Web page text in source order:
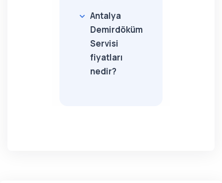
Antalya
Demirdöküm
Servisi
fiyatları
nedir?